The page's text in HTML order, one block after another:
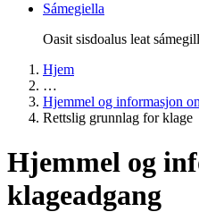
Sámegiella
Oasit sisdoalus leat
Hjem
…
Hjemmel og informasjon
Rettslig grunnlag for klage
Hjemmel og
klageadgang